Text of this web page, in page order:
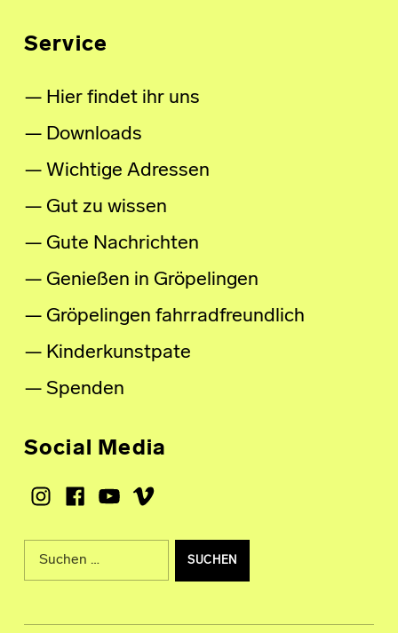
Service
Hier findet ihr uns
Downloads
Wichtige Adressen
Gut zu wissen
Gute Nachrichten
Genießen in Gröpelingen
Gröpelingen fahrradfreundlich
Kinderkunstpate
Spenden
Social Media
Instagram
Facebook
Youtube
Vimeo
Suche nach: